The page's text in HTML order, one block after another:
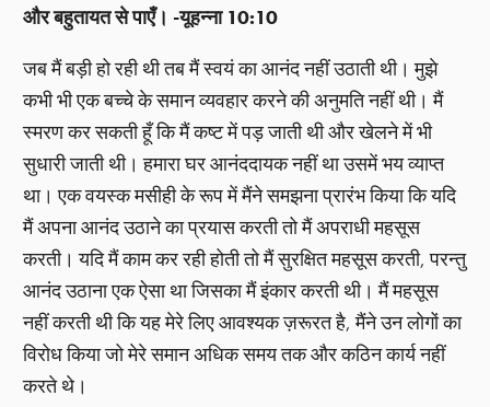
और बहुतायत से पाएँ। -यूहन्ना 10:10
जब मैं बड़ी हो रही थी तब मैं स्वयं का आनंद नहीं उठाती थी। मुझे
कभी भी एक बच्चे के समान व्यवहार करने की अनुमति नहीं थी। मैं
स्मरण कर सकती हूँ कि मैं कष्ट में पड़ जाती थी और खेलने में भी
सुधारी जाती थी। हमारा घर आनंददायक नहीं था उसमें भय व्याप्त
था। एक वयस्क मसीही के रूप में मैंने समझना प्रारंभ किया कि यदि
मैं अपना आनंद उठाने का प्रयास करती तो मैं अपराधी महसूस
करती। यदि मैं काम कर रही होती तो मैं सुरक्षित महसूस करती, परन्तु
आनंद उठाना एक ऐसा था जिसका मैं इंकार करती थी। मैं महसूस
नहीं करती थी कि यह मेरे लिए आवश्यक ज़रूरत है, मैंने उन लोगों का
विरोध किया जो मेरे समान अधिक समय तक और कठिन कार्य नहीं
करते थे।